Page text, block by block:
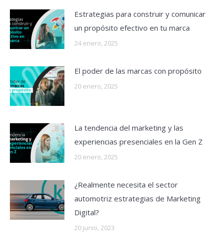
Estrategias para construir y comunicar
un propósito efectivo en tu marca
24 enero, 2025
El poder de las marcas con propósito
20 enero, 2025
La tendencia del marketing y las
experiencias presenciales en la Gen Z
20 enero, 2025
¿Realmente necesita el sector
automotriz estrategias de Marketing
Digital?
20 junio, 2023